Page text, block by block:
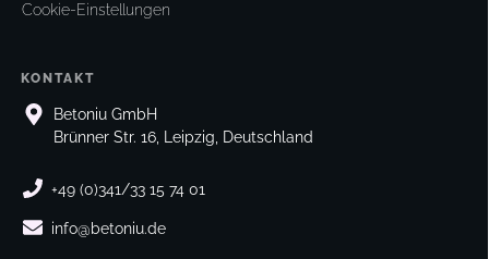
Cookie-Einstellungen
KONTAKT
Betoniu GmbH
Brünner Str. 16, Leipzig, Deutschland
+49 (0)341/33 15 74 01
info@betoniu.de